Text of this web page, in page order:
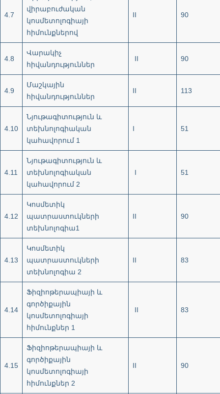
4.7
վիրաբուժական
կոսմետոլոգիայի
հիմունքներով
II 90
4.8
Վարակիչ
հիվանդություններ
II 90
4.9
Մաշկային
հիվանդություններ
II 113
4.10
Նյութագիտություն և
տեխնոլոգիական
կահավորում 1
I 51
4.11
Նյութագիտություն և
տեխնոլոգիական
կահավորում 2
I 51
4.12
Կոսմետիկ
պատրաստուկների
տեխնոլոգիա1
II 90
4.13
Կոսմետիկ
պատրաստուկների
տեխնոլոգիա 2
II 83
4.14
Ֆիզիոթերապիայի և
գործիքային
կոսմետոլոգիայի
հիմունքներ 1
II 83
4.15
Ֆիզիոթերապիայի և
գործիքային
կոսմետոլոգիայի
հիմունքներ 2
II 90